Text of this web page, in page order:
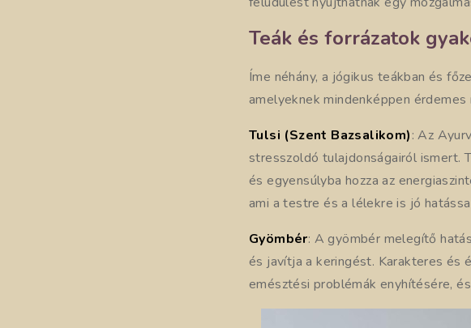
Teák és forrázatok
Íme néhány, a jógikus teákban és
amelyeknek mindenképpen
Tulsi (Szent Bazsalikom): Az
stresszoldó tulajdonságairól ismert.
és egyensúlyba hozza az
ami a testre és a lélekre is jó
Gyömbér: A gyömbér melegítő
és javítja a keringést. Karakteres és
emésztési problémák enyhítésére,